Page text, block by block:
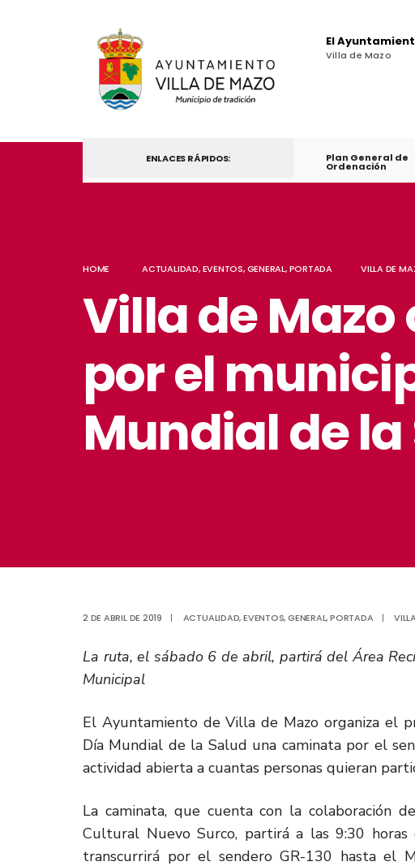
El
Villa de Mazo
ENLACES RÁPIDOS: Plan General de
Ordenación
HOME ACTUALIDAD,EVENTOS,GENERAL,PORTADA VILLA DE
Villa de
por el
Mundial de la
2 DE ABRIL DE 2019 | ACTUALIDAD,EVENTOS,GENERAL,PORTADA |
La ruta, el sábado 6 de abril, partirá del Área
Municipal
El Ayuntamiento de Villa de Mazo organiza el
Día Mundial de la Salud una caminata por el
actividad abierta a cuantas personas quieran
La caminata, que cuenta con la colaboración
Cultural Nuevo Surco, partirá a las 9:30
transcurrirá por el sendero GR-130 hasta el